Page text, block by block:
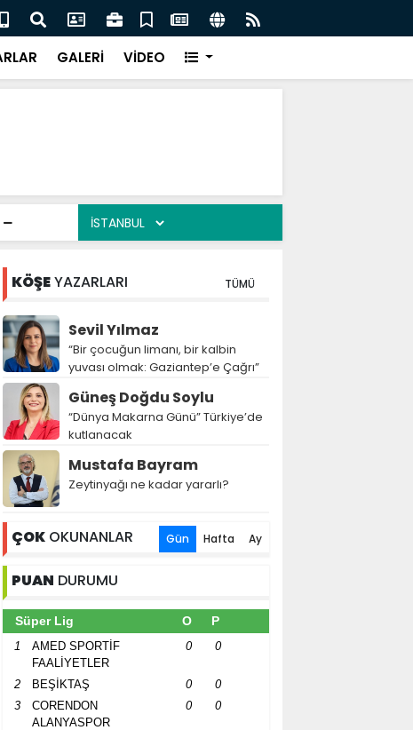
ilişkilerinde tarihi dönüm noktası
GALERİ VİDEO
KÖŞEYAZARLARI TÜMÜ
Sevil Yılmaz
“Bir çocuğun limanı, bir kalbin
yuvası olmak: Gaziantep’e Çağrı”
Güneş Doğdu Soylu
“Dünya Makarna Günü” Türkiye’de
kutlanacak
Mustafa Bayram
Zeytinyağı ne kadar yararlı?
ÇOK OKUNANLAR Gün Hafta Ay
PUAN DURUMU
Süper Lig O P
1
AMED SPORTİF
FAALİYETLER
0 0
2 BEŞİKTAŞ 0
0
3
CORENDON
ALANYASPOR
0 0